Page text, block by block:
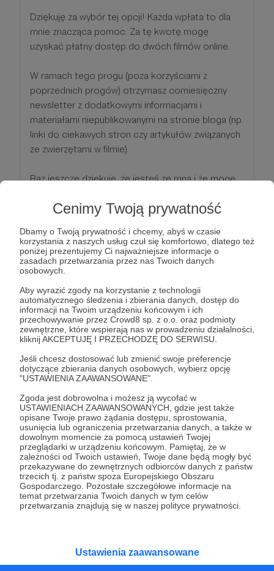
Cenimy Twoją prywatność
Dbamy o Twoją prywatność i chcemy, abyś w czasie
korzystania z naszych usług czuł się komfortowo, dlatego też
poniżej prezentujemy Ci najważniejsze informacje o
zasadach przetwarzania przez nas Twoich danych
osobowych.
Aby wyrazić zgody na korzystanie z technologii
automatycznego śledzenia i zbierania danych, dostęp do
informacji na Twoim urządzeniu końcowym i ich
przechowywanie przez Crowd8 sp. z o.o. oraz podmioty
zewnętrzne, które wspierają nas w prowadzeniu działalności,
kliknij AKCEPTUJĘ I PRZECHODZĘ DO SERWISU.
Jeśli chcesz dostosować lub zmienić swoje preferencje
dotyczące zbierania danych osobowych, wybierz opcję
"USTAWIENIA ZAAWANSOWANE".
Zgoda jest dobrowolna i możesz ją wycofać w
USTAWIENIACH ZAAWANSOWANYCH, gdzie jest także
opisane Twoje prawo żądania dostępu, sprostowania,
usunięcia lub ograniczenia przetwarzania danych, a także w
dowolnym momencie za pomocą ustawień Twojej
przeglądarki w urządzeniu końcowym. Pamiętaj, że w
zależności od Twoich ustawień, Twoje dane będą mogły być
przekazywane do zewnętrznych odbiorców danych z państw
trzecich tj. z państw spoza Europejskiego Obszaru
Gospodarczego. Pozostałe szczegółowe informacje na
temat przetwarzania Twoich danych w tym celów
przetwarzania znajdują się w naszej polityce prywatności.
Ustawienia zaawansowane
Dziękuję za wybór tej opcji! Każda wpłata to dla
mnie znacząca pomoc. Za tę kwotę mogę
uzyskać płatny dostęp do dwóch filmów online.
W ramach tego progu (poza korzyściami z
poprzednich progów) otrzymasz comiesięczny
newsletter z dodatkowymi informacjami i
materiałami niepublikowanymi na stronie bloga (np.
linki do ciekawych stron czy artykułów związanych
ze zwierzętami w filmie).
Raz jeszcze dziękuję, że jesteś ze mną i że mogę
Patroni: 0
50 zł miesięcznie
Dziękuję za wybór tej opcji! Każda wpłata to dla
mnie znacząca pomoc. Za tę kwotę mogę opłacić
miesięczny dostęp do dwóch platform filmowych
lub kupić książkę z dziedziny filmoznawstwa lub
Animal Studies.
Dodatkową korzyścią w tym progu jaką otrzymasz
jest dostęp do prywatnej grupy na Facebooku dla
Patronów, w której będziemy dzielić się filmowymi
znaleziskami związanymi ze zwierzętami, a także
wartościowymi lekturami z zakresu zwierzęcej
psychologii.
Raz jeszcze dziękuję, że jesteś ze mną i że mogę